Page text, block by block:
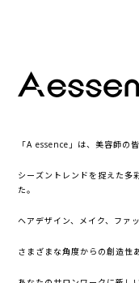
「A essence」は、美容師の
シーズントレンドを捉えた多
た。
ヘアデザイン、メイク、ファ
さまざまな角度からの創造性